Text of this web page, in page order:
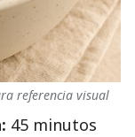
referencia visual
45 minutos